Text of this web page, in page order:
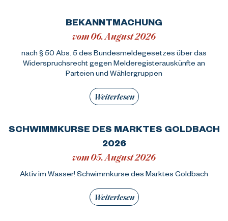
BEKANNTMACHUNG
vom 06. August 2026
nach § 50 Abs. 5 des Bundesmeldegesetzes über das
Widerspruchsrecht gegen Melderegisterauskünfte an
Parteien und Wählergruppen
Weiterlesen
SCHWIMMKURSE DES MARKTES GOLDBACH
2026
vom 05. August 2026
Aktiv im Wasser! Schwimmkurse des Marktes Goldbach
Weiterlesen